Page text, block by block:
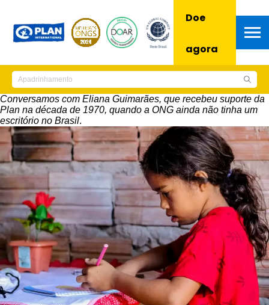
Doe
agora
Conversamos com Eliana Guimarães, que recebeu suporte da
Plan na década de 1970, quando a ONG ainda não tinha um
escritório no Brasil.